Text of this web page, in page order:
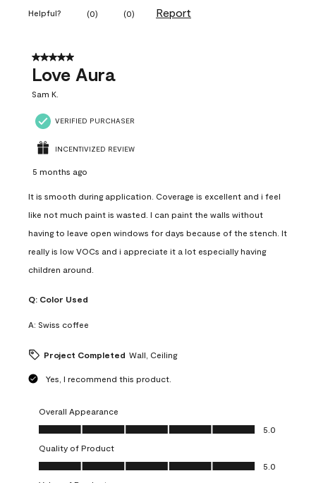
Helpful? (0) (0) Report
5 out of 5 stars.
Love Aura
Sam K.
VERIFIED PURCHASER
INCENTIVIZED REVIEW
5 months ago
It is smooth during application. Coverage is excellent and i feel
like not much paint is wasted. I can paint the walls without
having to leave open windows for days because of the stench. It
really is low VOCs and i appreciate it a lot especially having
children around.
Q: Color Used
A: Swiss coffee
Project Completed Wall, Ceiling
Yes, I recommend this product.
Overall Appearance
Overall Appearance, 5.0 out of 5
5.0
Quality of Product
Quality of Product, 5.0 out of 5
5.0